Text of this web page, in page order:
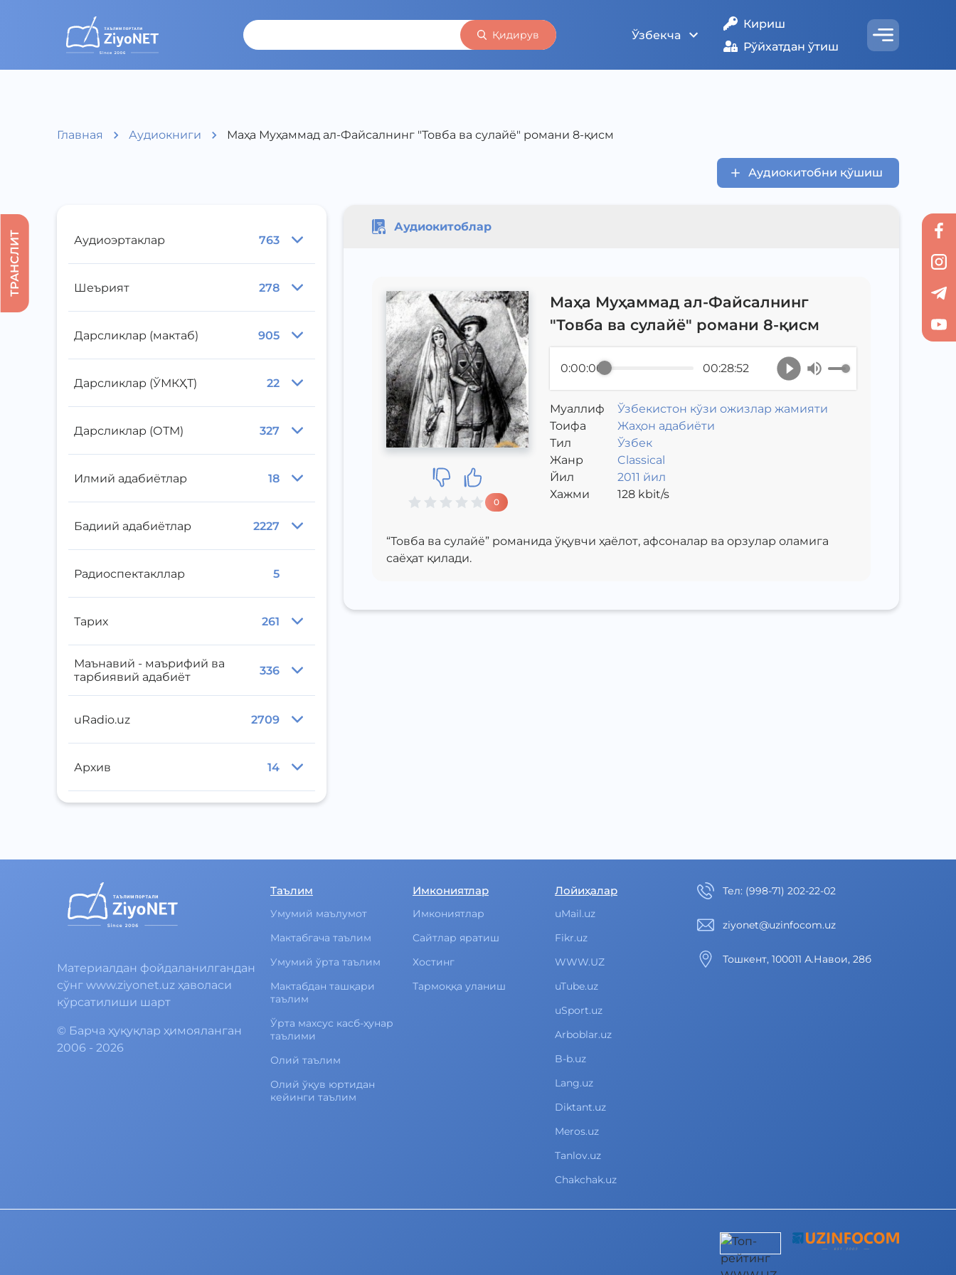
Қидирув Ўзбекча
Кириш
Рўйхатдан ўтиш
Главная Аудиокниги Маҳа Муҳаммад ал-Файсалнинг "Товба ва сулайё" романи 8-қисм
Аудиокитобни қўшиш
Аудиоэртаклар 763
Шеърият 278
Дарсликлар (мактаб) 905
Дарсликлар (ЎМКҲТ) 22
Дарсликлар (ОТМ) 327
Илмий адабиётлар 18
Бадиий адабиётлар 2227
Радиоспектакллар 5
Тарих 261
Маънавий - маърифий ва
тарбиявий адабиёт
336
uRadio.uz 2709
Архив 14
Аудиокитоблар
0
Маҳа Муҳаммад ал-Файсалнинг
"Товба ва сулайё" романи 8-қисм
0:00:00 00:28:52
Муаллиф
Ўзбекистон кўзи ожизлар жамияти
Toифа
Жаҳон адабиёти
Тил
Ўзбек
Жанр
Classical
Йил
2011 йил
Хажми
128kbit/s
“Товба ва сулайё” романида ўқувчи ҳаёлот, афсоналар ва орзулар оламига
саёҳат қилади.
ТРАНСЛИТ
Материалдан фойдаланилгандан
сўнг www.ziyonet.uz ҳаволаси
кўрсатилиши шарт
© Барча ҳуқуқлар ҳимояланган
2006 - 2026
Таълим
Умумий маълумот
Мактабгача таълим
Умумий ўрта таълим
Мактабдан ташқари
таълим
Ўрта махсус касб-ҳунар
таълими
Олий таълим
Олий ўқув юртидан
кейинги таълим
Имкониятлар
Имкониятлар
Cайтлар яратиш
Хостинг
Тармоққа уланиш
Лойиҳалар
uMail.uz
Fikr.uz
WWW.UZ
uTube.uz
uSport.uz
Arboblar.uz
B-b.uz
Lang.uz
Diktant.uz
Meros.uz
Tanlov.uz
Chakchak.uz
Тел: (998-71) 202-22-02
ziyonet@uzinfocom.uz
Тошкент, 100011 А.Навои, 28б